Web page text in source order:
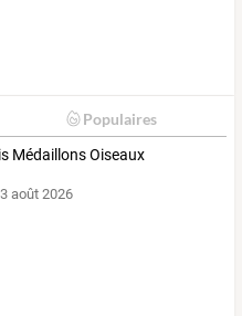
Populaires
Médaillons Oiseaux
3 août 2026